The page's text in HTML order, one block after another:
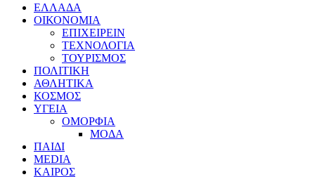
ΕΛΛΑΔΑ
ΟΙΚΟΝΟΜΙΑ
ΕΠΙΧΕΙΡΕΙΝ
ΤΕΧΝΟΛΟΓΙΑ
ΤΟΥΡΙΣΜΟΣ
ΠΟΛΙΤΙΚΗ
ΑΘΛΗΤΙΚΑ
ΚΟΣΜΟΣ
ΥΓΕΙΑ
ΟΜΟΡΦΙΑ
ΜΟΔΑ
ΠΑΙΔΙ
MEDIA
ΚΑΙΡΟΣ